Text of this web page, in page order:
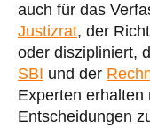
auch für das
Justizrat, der
oder diszipliniert,
SBI und der
Experten erhalten
Entscheidungen